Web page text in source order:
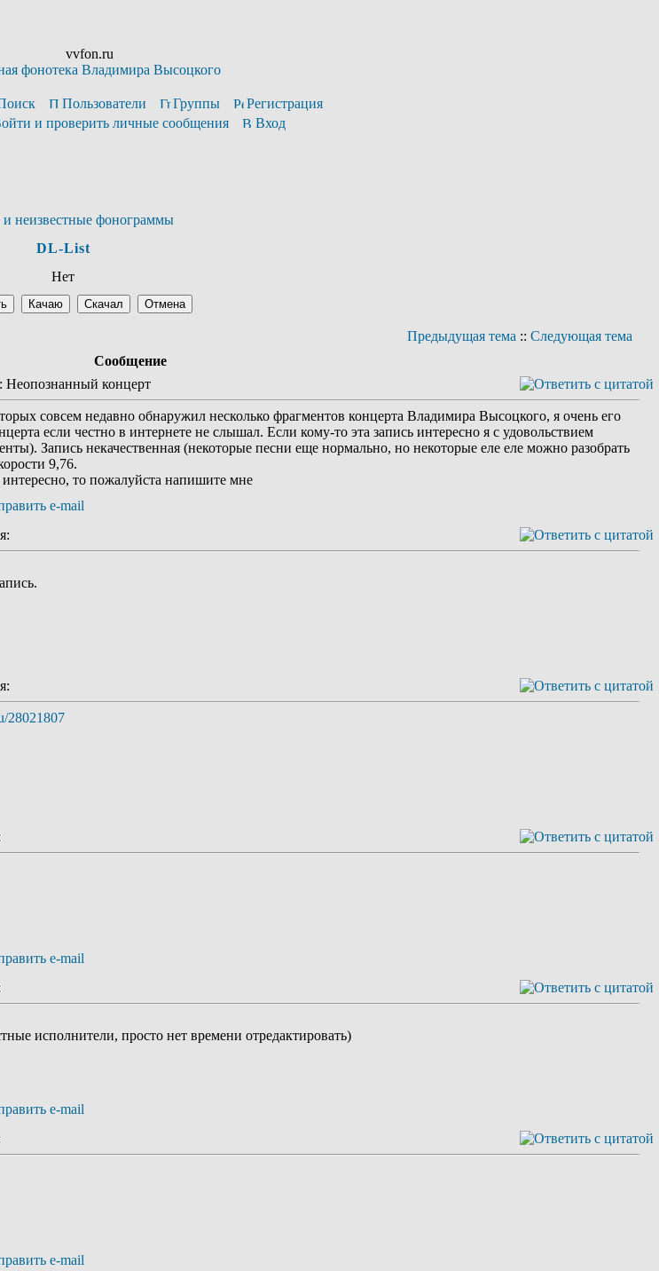
vvfon.ru
фонотека Владимира Высоцкого
Пользователи Группы
Регистрация
и проверить личные сообщения Вход
неизвестные фонограммы
DL-List
Нет
Предыдущая тема :: Следующая тема
Сообщение
Неопознанный концерт
совсем недавно обнаружил несколько фрагментов концерта Владимира Высоцкого, я очень его
если честно в интернете не слышал. Если кому-то эта запись интересно я с удовольствием
Запись некачественная (некоторые песни еще нормально, но некоторые еле еле можно разобрать
9,76.
то пожалуйста напишите мне
28021807
исполнители, просто нет времени отредактировать)